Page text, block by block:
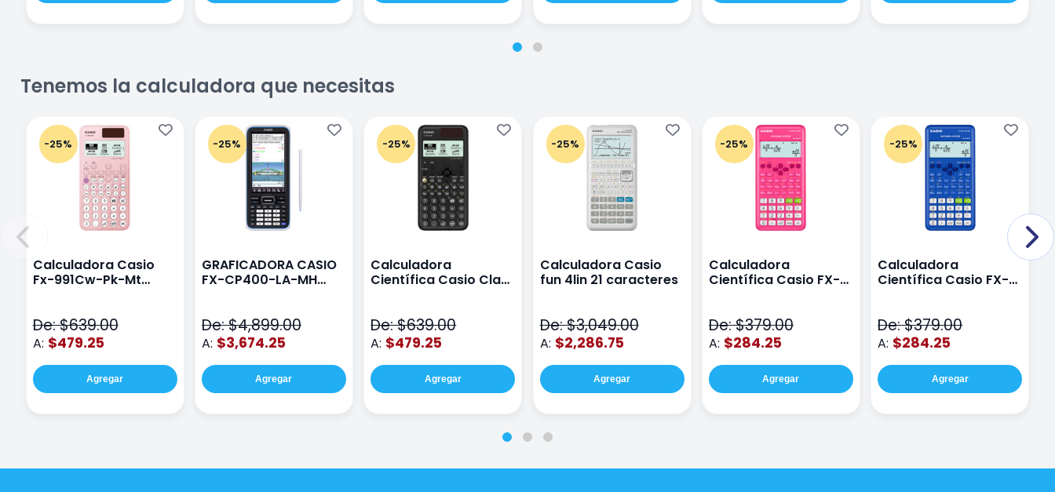
Tenemos la calculadora que necesitas
-25%
Calculadora Casio
Fx-991Cw-Pk-Mt
De: $639.00
A: $479.25
Agregar
-25%
GRAFICADORA CASIO
FX-CP400-LA-MH
De: $4,899.00
A: $3,674.25
Agregar
-25%
Calculadora
Científica Casio Class
De: $639.00
A: $479.25
Agregar
-25%
Calculadora Casio
fun 4lin 21 caracteres
De: $3,049.00
A: $2,286.75
Agregar
-25%
Calculadora
Científica Casio FX-
De: $379.00
A: $284.25
Agregar
-25%
Calculadora
Científica Casio FX-
De: $379.00
A: $284.25
Agregar